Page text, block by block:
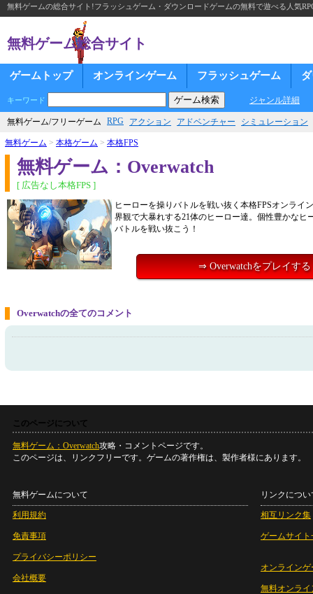
無料ゲームの総合サイト!フラッシュゲーム・ダウンロードゲームの無料で遊べる人気
無料ゲーム総合サイト
ゲームトップ オンラインゲーム フラッシュゲーム
キーワード ジャンル詳細
無料ゲーム/フリーゲーム RPG アクション アドベンチャー シミュレーション
無料ゲーム > 本格ゲーム > 本格FPS
無料ゲーム：Overwatch
[ 広告なし本格FPS ]
ヒーローを操りバトルを戦い抜く本格FPSオンライ
界観で大暴れする21体のヒーロー達。個性豊かなヒ
バトルを戦い抜こう！
⇒ Overwatchをプレイする
Overwatchの全てのコメント
このページについて
無料ゲーム：Overwatch攻略・コメントページです。
このページは、リンクフリーです。ゲームの著作権は、製作者様にあります。
無料ゲームについて
利用規約
免責事項
プライバシーポリシー
会社概要
リンクについ
相互リンク集
ゲームサイト
オンラインゲ
無料オンライ